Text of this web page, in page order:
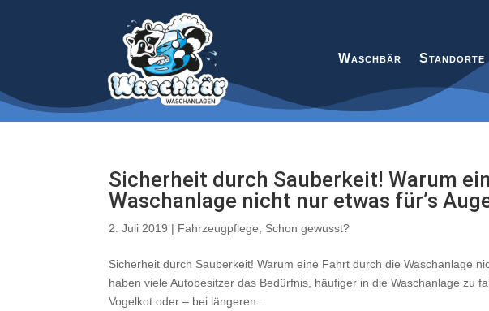
Waschbär Standorte
Sicherheit durch Sauberkeit! Warum
Waschanlage nicht nur etwas fürʼs
2. Juli 2019 | Fahrzeugpflege Schon gewusst?
Sicherheit durch Sauberkeit! Warum eine Fahrt durch die Waschanlage
haben viele Autobesitzer das Bedürfnis, häufiger in die Waschanlage zu
Vogelkot oder – bei längeren...